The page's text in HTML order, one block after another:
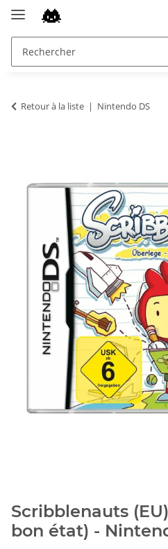
Retour à la liste Nintendo DS
Scribblenauts
bon état) -